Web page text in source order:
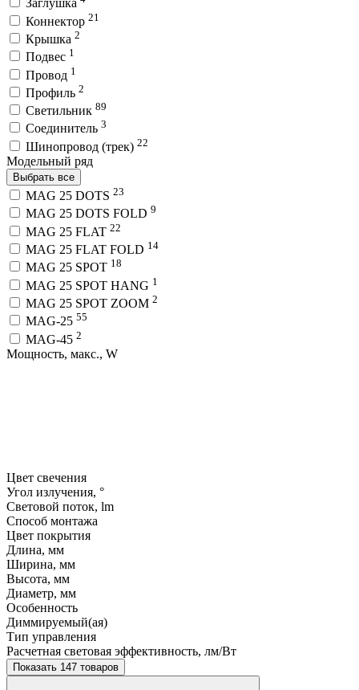
Заглушка
Коннектор 21
Крышка 2
Подвес 1
Провод 1
Профиль 2
Светильник 89
Соединитель 3
Шинопровод (трек) 22
Модельный ряд
Выбрать все
MAG 25 DOTS 23
MAG 25 DOTS FOLD 9
MAG 25 FLAT 22
MAG 25 FLAT FOLD 14
MAG 25 SPOT 18
MAG 25 SPOT HANG 1
MAG 25 SPOT ZOOM 2
MAG-25 55
MAG-45 2
Мощность, макс., W
Цвет свечения
Угол излучения, °
Световой поток, lm
Способ монтажа
Цвет покрытия
Длина, мм
Ширина, мм
Высота, мм
Диаметр, мм
Особенность
Диммируемый(ая)
Тип управления
Расчетная световая эффективность, лм/Вт
Показать 147 товаров